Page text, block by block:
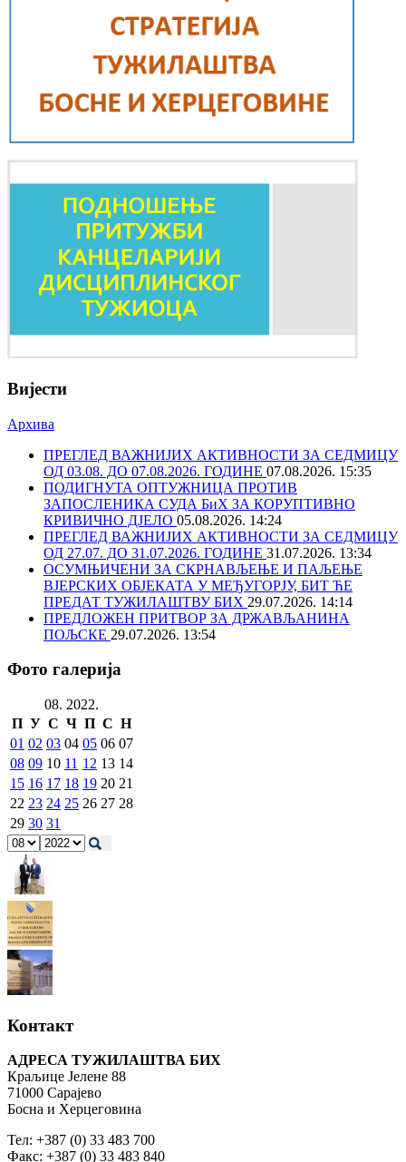
Вијести
Архива
ПРЕГЛЕД ВАЖНИЈИХ АКТИВНОСТИ ЗА СЕДМИЦУ
ОД 03.08. ДО 07.08.2026. ГОДИНЕ 07.08.2026. 15:35
ПОДИГНУТА ОПТУЖНИЦА ПРОТИВ
ЗАПОСЛЕНИКА СУДА БиХ ЗА КОРУПТИВНО
КРИВИЧНО ДЈЕЛО 05.08.2026. 14:24
ПРЕГЛЕД ВАЖНИЈИХ АКТИВНОСТИ ЗА СЕДМИЦУ
ОД 27.07. ДО 31.07.2026. ГОДИНЕ 31.07.2026. 13:34
ОСУМЊИЧЕНИ ЗА СКРНАВЉЕЊЕ И ПАЉЕЊЕ
ВЈЕРСКИХ ОБЈЕКАТА У МЕЂУГОРЈУ, БИТ ЋЕ
ПРЕДАТ ТУЖИЛАШТВУ БИХ 29.07.2026. 14:14
ПРЕДЛОЖЕН ПРИТВОР ЗА ДРЖАВЉАНИНА
ПОЉСКЕ 29.07.2026. 13:54
Фото галерија
08. 2022.
П У С Ч П С Н
01 02 03 04 05 06 07
08 09 10 11 12 13 14
15 16 17 18 19 20 21
22 23 24 25 26 27 28
29 30 31
Контакт
АДРЕСА ТУЖИЛАШТВА БИХ
Краљице Јелене 88
71000 Сарајево
Босна и Херцеговина
Тел: +387 (0) 33 483 700
Факс: +387 (0) 33 483 840